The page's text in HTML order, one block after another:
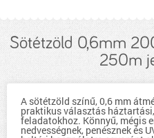
Sötétzöld 0,6mm
250m
A sötétzöld színű, 0,6 mm
praktikus választás
feladatokhoz. Könnyű, mégis
nedvességnek, penésznek és